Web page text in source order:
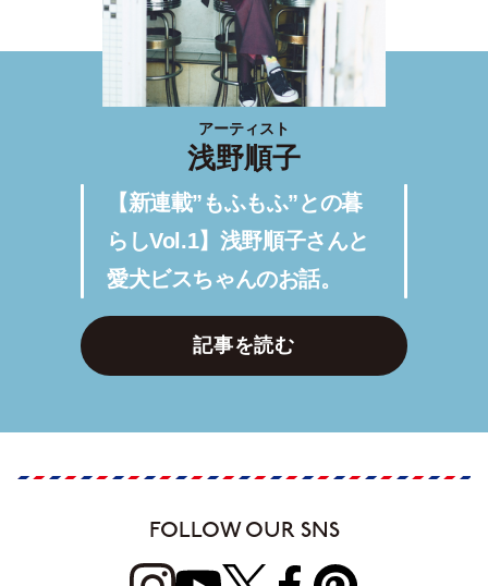
アーティスト
浅野順子
【新連載”もふもふ”との暮
らしVol.1】浅野順子さんと
愛犬ビスちゃんのお話。
記事を読む
FOLLOW OUR SNS